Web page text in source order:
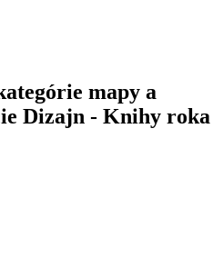
mapy a
Dizajn - Knihy roka